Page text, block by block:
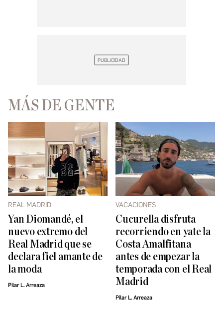
MÁS DE GENTE
REAL MADRID
Yan Diomandé, el
nuevo extremo del
Real Madrid que se
declara fiel amante de
la moda
Pilar L. Arreaza
VACACIONES
Cucurella disfruta
recorriendo en yate la
Costa Amalfitana
antes de empezar la
temporada con el Real
Madrid
Pilar L. Arreaza